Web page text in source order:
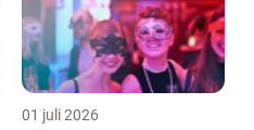
01 juli 2026